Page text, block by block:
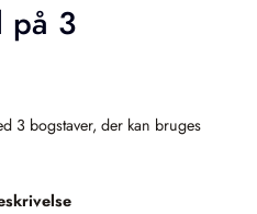
på 3
3 bogstaver, der kan bruges